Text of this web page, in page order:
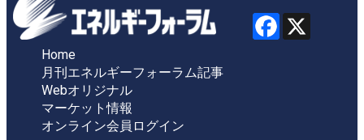
Home
月刊エネルギーフォーラム記事
Webオリジナル
マーケット情報
オンライン会員ログイン